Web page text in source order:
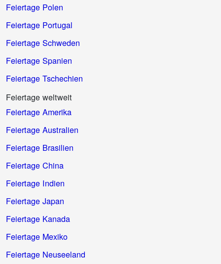
Feiertage Polen
Feiertage Portugal
Feiertage Schweden
Feiertage Spanien
Feiertage Tschechien
Feiertage weltweit
Feiertage Amerika
Feiertage Australien
Feiertage Brasilien
Feiertage China
Feiertage Indien
Feiertage Japan
Feiertage Kanada
Feiertage Mexiko
Feiertage Neuseeland